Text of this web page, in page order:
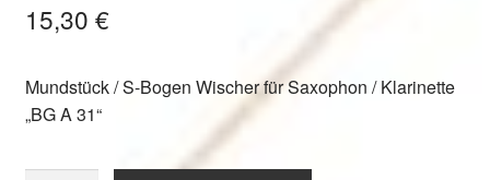
15,30 €
Mundstück / S-Bogen Wischer für Saxophon / Klarinette
„BG A 31“